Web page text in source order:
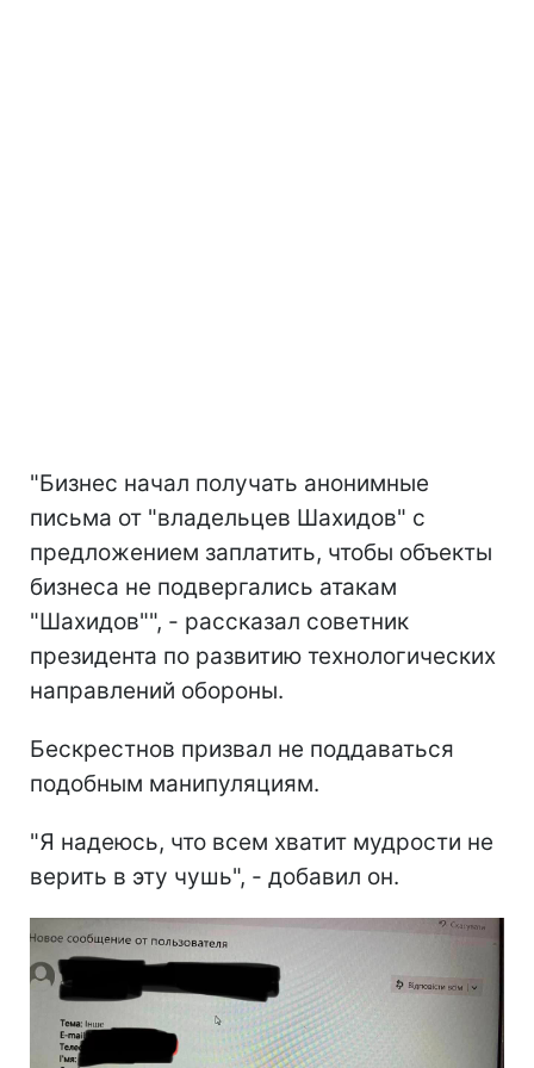
"Бизнес начал получать анонимные
письма от "владельцев Шахидов" с
предложением заплатить, чтобы объекты
бизнеса не подвергались атакам
"Шахидов"", - рассказал советник
президента по развитию технологических
направлений обороны.
Бескрестнов призвал не поддаваться
подобным манипуляциям.
"Я надеюсь, что всем хватит мудрости не
верить в эту чушь", - добавил он.